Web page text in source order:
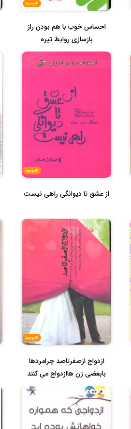
ناموجود
احساس خوب با هم بودن راز
بازسازی روابط تیره
ناموجود
از عشق تا دیوانگی راهی نیست
ناموجود
ازدواج ازصفرتاصد چرامردها
بابعضی زن هاازدواج می کنند